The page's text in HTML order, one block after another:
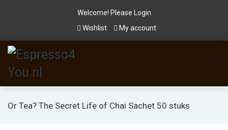
Welcome! Please
Login
Wishlist
My account
Or Tea? The Secret Life of Chai Sachet 50 stuks